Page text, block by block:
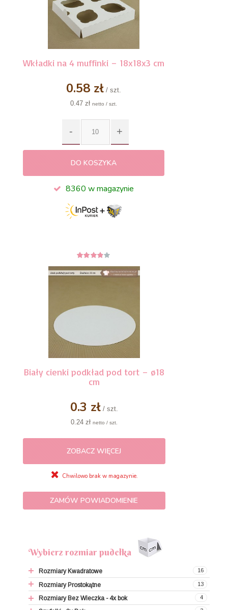
Wkładki na 4 muffinki – 18x18x3 cm
0.58 zł/ szt.
0.47 zł netto / szt.
DO KOSZYKA
8360 w magazynie
3.75z 5
Biały cienki podkład pod tort – ø18
cm
0.3 zł/ szt.
0.24 zł netto / szt.
ZOBACZ WIĘCEJ
Chwilowo brak w magazynie.
ZAMÓW POWIADOMIENIE
Wybierz rozmiar pudełka
16
Rozmiary Kwadratowe
9x9x9,5 cm
12x12x7 cm
13
Rozmiary Prostokątne
9x4,5x4,5 cm (makaroniki)
4
Rozmiary Bez Wieczka - 4x bok